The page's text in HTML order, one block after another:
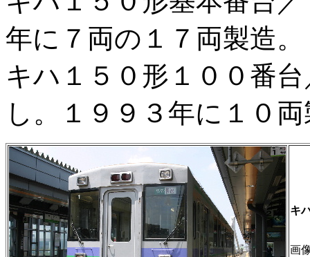
年に７両の１７両製造。
キハ１５０形１００番
し。１９９３年に１０
キ
画